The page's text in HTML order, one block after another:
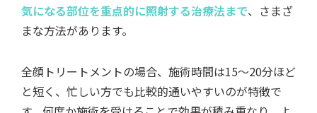
気になる部位を重点的に照射する治療法まで、さまざ
まな方法があります。
全顔トリートメントの場合、施術時間は15～20分ほど
と短く、忙しい方でも比較的通いやすいのが特徴で